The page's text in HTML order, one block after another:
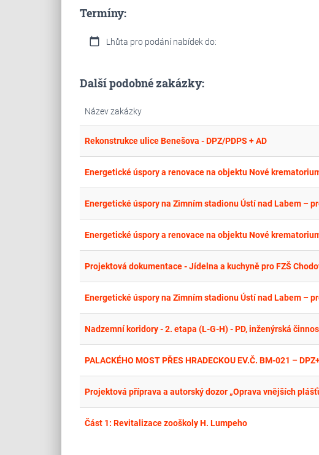
Termíny:
calendar_today Lhůta pro podání nabídek do:
Další podobné zakázky:
Název zakázky
Rekonstrukce ulice Benešova - DPZ/PDPS + AD
Energetické úspory a renovace na objektu Nové
Energetické úspory na Zimním stadionu Ústí nad Labem –
Energetické úspory a renovace na objektu Nové
Projektová dokumentace - Jídelna a kuchyně pro FZŠ
Energetické úspory na Zimním stadionu Ústí nad Labem –
Nadzemní koridory - 2. etapa (L-G-H) - PD, inženýrská
PALACKÉHO MOST PŘES HRADECKOU EV.Č. BM-021 –
Projektová příprava a autorský dozor „Oprava vnějších
Část 1: Revitalizace zooškoly H. Lumpeho